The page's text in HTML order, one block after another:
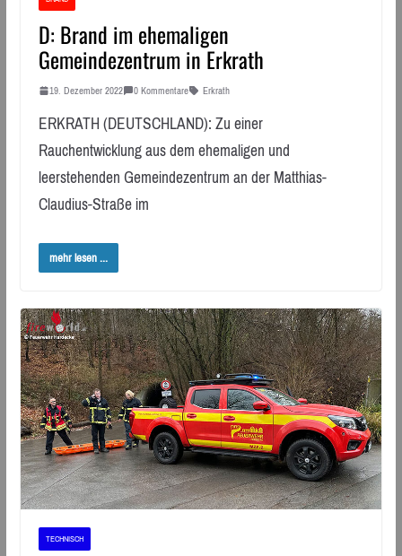
D: Brand im ehemaligen
Gemeindezentrum in Erkrath
19. Dezember 2022 0 Kommentare Erkrath
ERKRATH (DEUTSCHLAND): Zu einer
Rauchentwicklung aus dem ehemaligen und
leerstehenden Gemeindezentrum an der Matthias-
Claudius-Straße im
mehr lesen ...
TECHNISCH